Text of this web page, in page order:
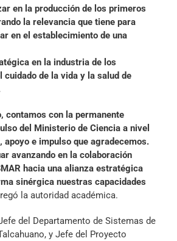
en la producción de los primeros
la relevancia que tiene para
en el establecimiento de una
en la industria de los
de la vida y la salud de
contamos con la permanente
del Ministerio de Ciencia a nivel
apoyo e impulso que agradecemos.
avanzando en la colaboración
hacia una alianza estratégica
sinérgica nuestras capacidades
la autoridad académica.
del Departamento de Sistemas de
y Jefe del Proyecto